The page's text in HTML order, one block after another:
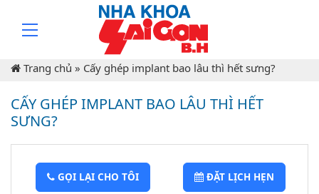
Trang chủ » Cấy ghép implant bao lâu thì hết sưng?
CẤY GHÉP IMPLANT BAO LÂU THÌ HẾT
SƯNG?
GỌI LẠI CHO TÔI ĐẶT LỊCH HẸN